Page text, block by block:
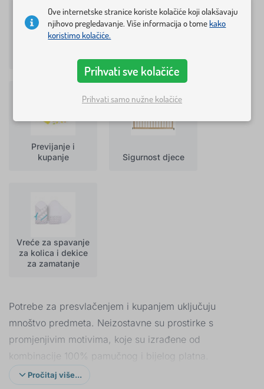
Previjanje i
kupanje
Sigurnost djece
Vreće za spavanje
za kolica i dekice
za zamatanje
Potrebe za presvlačenjem i kupanjem uključuju
mnoštvo predmeta. Neizostavne su prostirke s
promjenjivim motivima, koje su izrađene od
kombinacije 100% pamučnog i bijelog platna.
Silikonsko punjenje je ušiveno iznutra. Omogućuje
Pročitaj više...
Ove internetske stranice koriste kolačiće koji olakšavaju
njihovo pregledavanje. Više informacija o tomekako
koristimo kolačiće.
Prihvati sve kolačiće
Prihvati samo nužne kolačiće